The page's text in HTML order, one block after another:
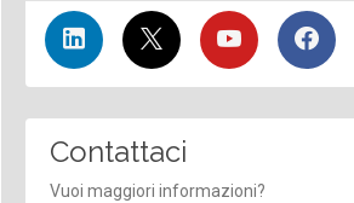
Contattaci
Vuoi maggiori informazioni?